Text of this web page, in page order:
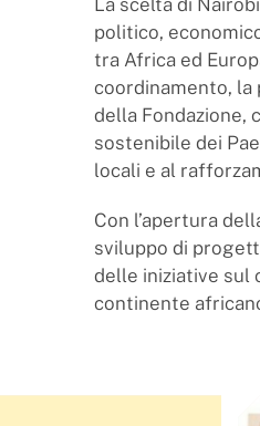
La scelta di
politico,
tra Africa ed
coordinamento,
della Fondazione,
sostenibile dei
locali e al
Con l’apertura
sviluppo di
delle iniziative sul
continente